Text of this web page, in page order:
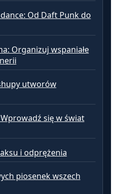
Od Daft Punk do
Organizuj wspaniałe
utworów
się w świat
i odprężenia
piosenek wszech